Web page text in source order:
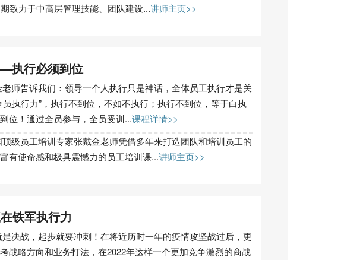
致力于中高层管理技能、团队建设...讲师主页>>
执行必须到位
师告诉我们：领导一个人执行只是神话，全体员工执行才是关
执行力”，执行不到位，不如不执行；执行不到位，等于白执
！通过全员参与，全员受训...课程详情>>
级员工培训专家张戴金老师凭借多年来打造团队和培训员工的
有使命感和极具震憾力的员工培训课...讲师主页>>
铁军执行力
决战，起步就要冲刺！在将近历时一年的疫情攻坚战过后，更
战略方向和业务打法，在2022年这样一个更加竞争激烈的商战